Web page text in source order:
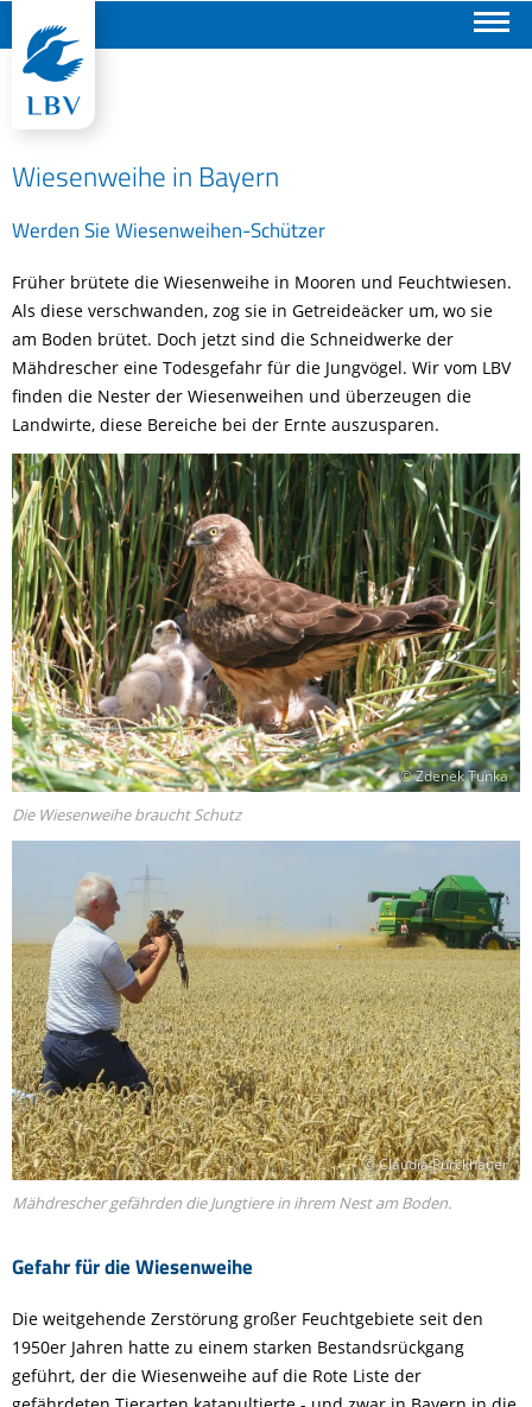
Wiesenweihe in Bayern
Werden Sie Wiesenweihen-Schützer
Früher brütete die Wiesenweihe in Mooren und Feuchtwiesen.
Als diese verschwanden, zog sie in Getreideäcker um, wo sie
am Boden brütet. Doch jetzt sind die Schneidwerke der
Mähdrescher eine Todesgefahr für die Jungvögel. Wir vom LBV
finden die Nester der Wiesenweihen und überzeugen die
Landwirte, diese Bereiche bei der Ernte auszusparen.
© Zdenek Tunka
Die Wiesenweihe braucht Schutz
Gefahr für die Wiesenweihe
© Claudia Pürckhauer
Mähdrescher gefährden die Jungtiere in ihrem Nest am Boden.
Die weitgehende Zerstörung großer Feuchtgebiete seit den
1950er Jahren hatte zu einem starken Bestandsrückgang
geführt, der die Wiesenweihe auf die Rote Liste der